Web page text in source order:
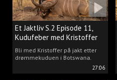
27:06
Et Jaktliv S.2 Episode 11,
Kudufeber med Kristoffer
Clausen
Bli med Kristoffer på jakt etter
drømmekuduen i Botswana.